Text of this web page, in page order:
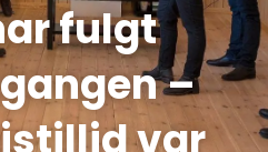
fulgt
–
var